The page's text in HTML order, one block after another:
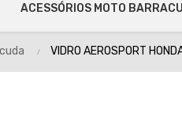
ACESSÓRIOS MOTO
VIDRO AEROSPORT